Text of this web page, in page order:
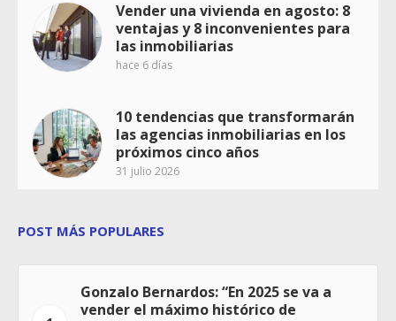
Vender una vivienda en agosto: 8
ventajas y 8 inconvenientes para
las inmobiliarias
hace 6 días
10 tendencias que transformarán
las agencias inmobiliarias en los
próximos cinco años
31 julio 2026
POST MÁS POPULARES
Gonzalo Bernardos: “En 2025 se va a
vender el máximo histórico de